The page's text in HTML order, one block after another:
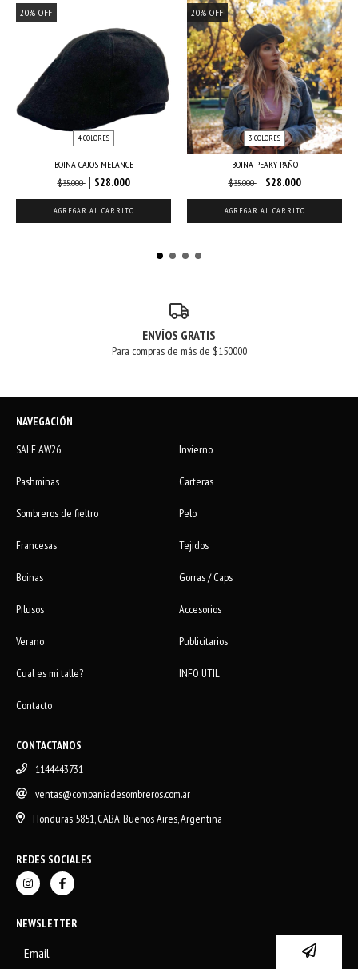
20% OFF
4 COLORES
BOINA GAJOS MELANGE
$35.000
$28.000
AGREGAR AL CARRITO
20% OFF
3 COLORES
BOINA PEAKY PAÑO
$35.000
$28.000
AGREGAR AL CARRITO
ENVÍOS GRATIS
Para compras de más de $150000
NAVEGACIÓN
SALE AW26
Invierno
Pashminas Carteras
Sombreros de fieltro Pelo
Francesas Tejidos
Boinas Gorras / Caps
Pilusos Accesorios
Verano Publicitarios
Cual es mi talle? INFO UTIL
Contacto
CONTACTANOS
1144443731
ventas@companiadesombreros.com.ar
Honduras 5851, CABA, Buenos Aires, Argentina
REDES SOCIALES
NEWSLETTER